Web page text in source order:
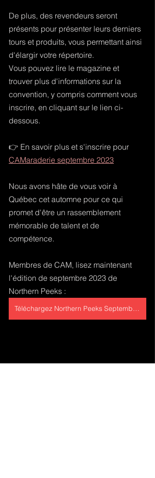
De plus, des revendeurs seront
présents pour présenter leurs derniers
tours et produits, vous permettant ainsi
d'élargir votre répertoire.
Vous pouvez lire le magazine et
trouver plus d'informations sur la
convention, y compris comment vous
inscrire, en cliquant sur le lien ci-
dessous.
👉 En savoir plus et s'inscrire pour
CAMaraderie septembre 2023
Nous avons hâte de vous voir à
Québec cet automne pour ce qui
promet d'être un rassemblement
mémorable de talent et de
compétence.
Membres de CAM, lisez maintenant
l'édition de septembre 2023 de
Northern Peeks :
Téléchargez Northern Peeks Septembre 2023